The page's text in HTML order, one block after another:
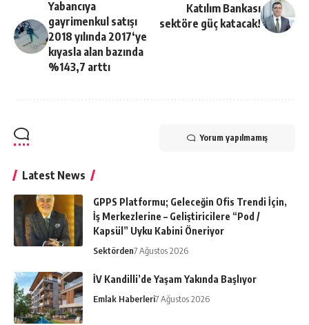
Yabancıya
gayrimenkul satışı
2018 yılında 2017‘ye
kıyasla alan bazında
%143,7 arttı
Katılım Bankası
sektöre güç katacak!
Yorum yapılmamış
Latest News
GPPS Platformu; Geleceğin Ofis Trendi İçin,
İş Merkezlerine – Geliştiricilere “Pod /
Kapsül” Uyku Kabini Öneriyor
Sektörden7 Ağustos 2026
İV Kandilli’de Yaşam Yakında Başlıyor
Emlak Haberleri7 Ağustos 2026